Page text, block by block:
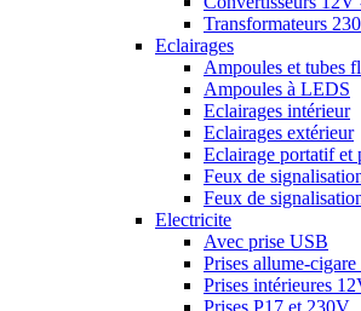
Transformateurs
Eclairages
Ampoules et tubes
Ampoules à LEDS
Eclairages intérieur
Eclairages extérieur
Eclairage portatif et
Feux de
Feux de
Electricite
Avec prise USB
Prises allume-
Prises intérieures